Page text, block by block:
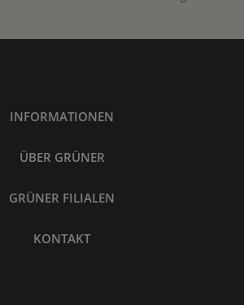
INFORMATIONEN
ÜBER GRÜNER
GRÜNER FILIALEN
KONTAKT